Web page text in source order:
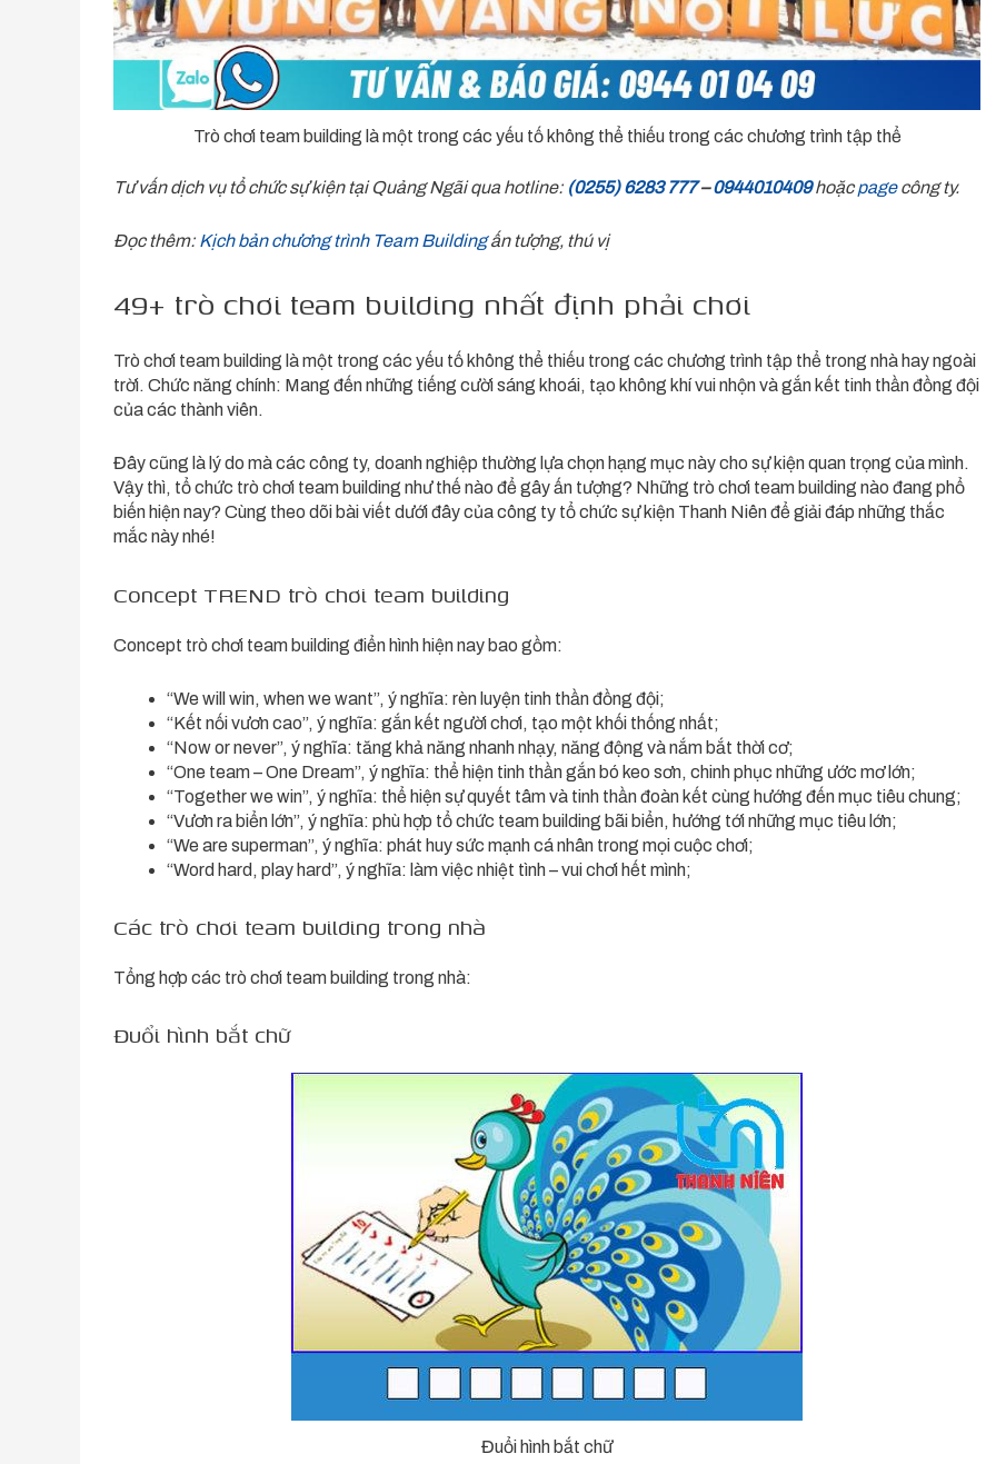
Trò chơi team building là một trong các yếu tố không thể thiếu trong các chương trình tập thể
Tư vấn dịch vụ tổ chức sự kiện tại Quảng Ngãi qua hotline: (0255) 6283 777–0944010409hoặcpage công ty.
Đọc thêm: Kịch bản chương trình Team Buildingấn tượng, thú vị
49+ trò chơi team building nhất định phải chơi
Trò chơi team building là một trong các yếu tố không thể thiếu trong các chương trình tập thể trong nhà hay ngoài
trời. Chức năng chính: Mang đến những tiếng cười sáng khoái, tạo không khí vui nhộn và gắn kết tinh thần đồng đội
của các thành viên.
Đây cũng là lý do mà các công ty, doanh nghiệp thường lựa chọn hạng mục này cho sự kiện quan trọng của mình.
Vậy thì, tổ chức trò chơi team building như thế nào để gây ấn tượng? Những trò chơi team building nào đang phổ
biến hiện nay? Cùng theo dõi bài viết dưới đây của công ty tổ chức sự kiện Thanh Niên để giải đáp những thắc
mắc này nhé!
Concept TREND trò chơi team building
Concept trò chơi team building điển hình hiện nay bao gồm:
“We will win, when we want”, ý nghĩa: rèn luyện tinh thần đồng đội;
“Kết nối vươn cao”, ý nghĩa: gắn kết người chơi, tạo một khối thống nhất;
“Now or never”, ý nghĩa: tăng khả năng nhanh nhạy, năng động và nắm bắt thời cơ;
“One team – One Dream”, ý nghĩa: thể hiện tinh thần gắn bó keo sơn, chinh phục những ước mơ lớn;
“Together we win”, ý nghĩa: thể hiện sự quyết tâm và tinh thần đoàn kết cùng hướng đến mục tiêu chung;
“Vươn ra biển lớn”, ý nghĩa: phù hợp tổ chức team building bãi biển, hướng tới những mục tiêu lớn;
“We are superman”, ý nghĩa: phát huy sức mạnh cá nhân trong mọi cuộc chơi;
“Word hard, play hard”, ý nghĩa: làm việc nhiệt tình – vui chơi hết mình;
Các trò chơi team building trong nhà
Tổng hợp các trò chơi team building trong nhà:
Đuổi hình bắt chữ
Đuổi hình bắt chữ